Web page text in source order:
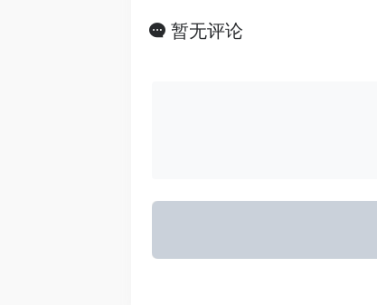
暂无评论